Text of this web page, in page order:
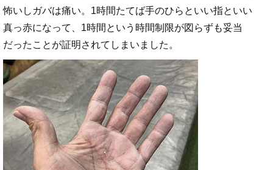
怖いしガバは痛い。1時間たてば手のひらといい指といい
真っ赤になって、1時間という時間制限が図らずも妥当
だったことが証明されてしまいました。